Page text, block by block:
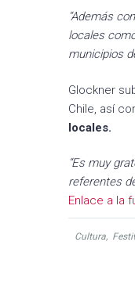
“Además
locales
municipios
Glockner
Chile, así
locales.
“Es muy
referentes
Enlace a la
Cultura,